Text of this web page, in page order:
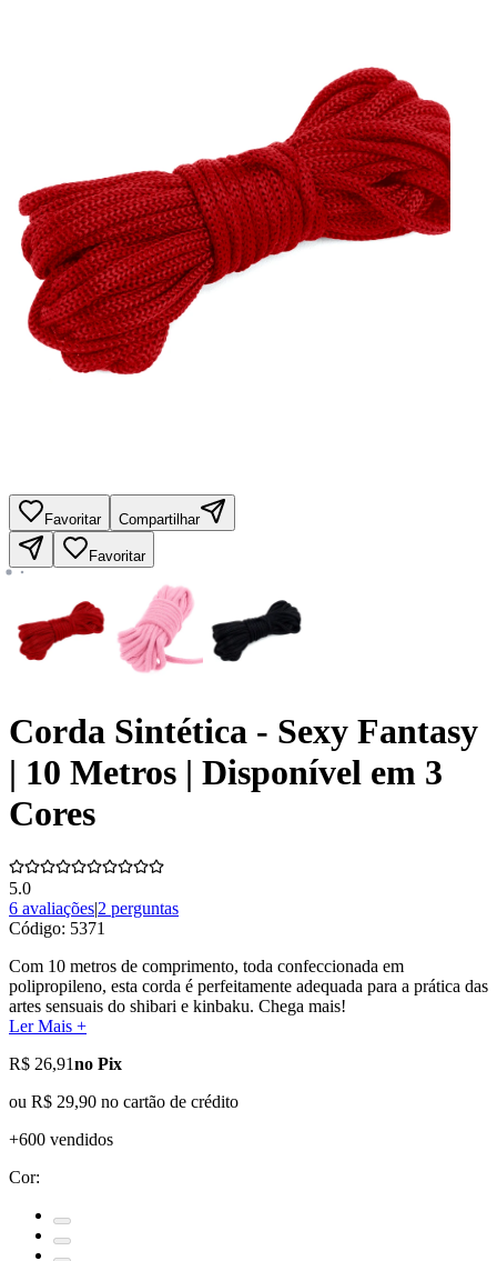
Favoritar Compartilhar
Favoritar
Corda Sintética - Sexy Fantasy
| 10 Metros | Disponível em 3
Cores
5.0
6 avaliações|2 perguntas
Código: 5371
Com 10 metros de comprimento, toda confeccionada em
polipropileno, esta corda é perfeitamente adequada para a prática das
artes sensuais do shibari e kinbaku. Chega mais!
Ler Mais +
R$ 26,91no Pix
ou R$ 29,90 no cartão de crédito
+600 vendidos
Cor: